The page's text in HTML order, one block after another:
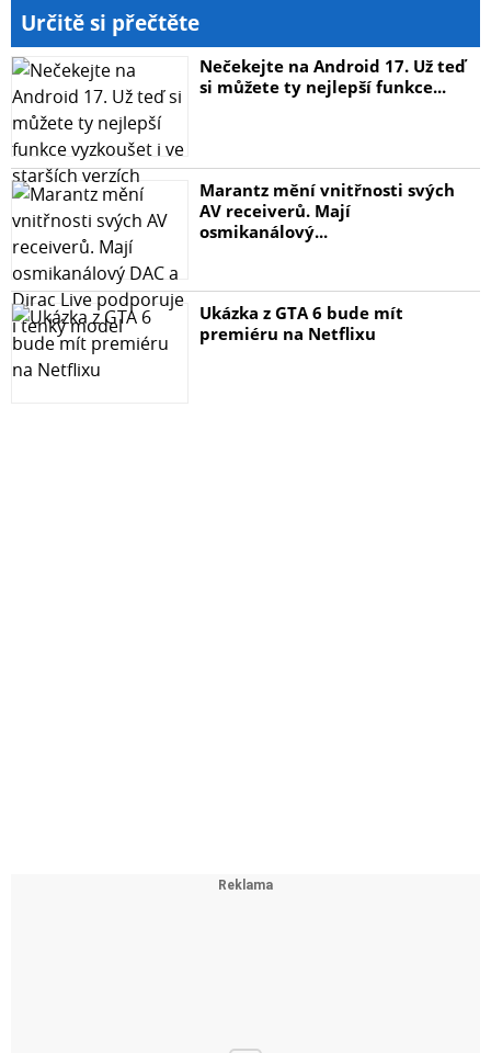
Určitě si přečtěte
Nečekejte na Android 17. Už teď
si můžete ty nejlepší funkce...
Marantz mění vnitřnosti svých
AV receiverů. Mají
osmikanálový...
Ukázka z GTA 6 bude mít
premiéru na Netflixu